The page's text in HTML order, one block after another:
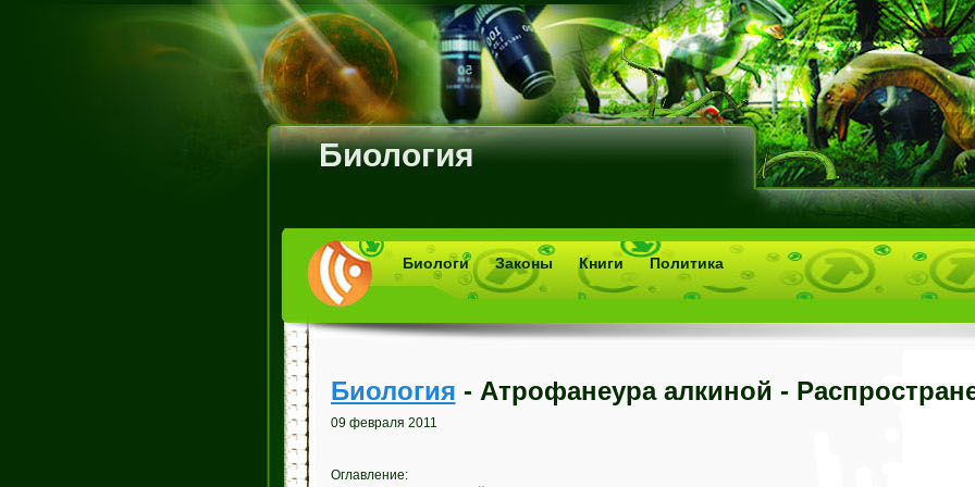
Биология
Биологи Законы Книги Политика
Биология - Атрофанеура алкиной -
09 февраля 2011
Оглавление: